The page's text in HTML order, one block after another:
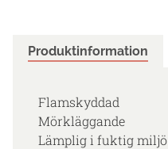
Produktinformation
Flamskyddad
Mörkläggande
Lämplig i fuktig miljö